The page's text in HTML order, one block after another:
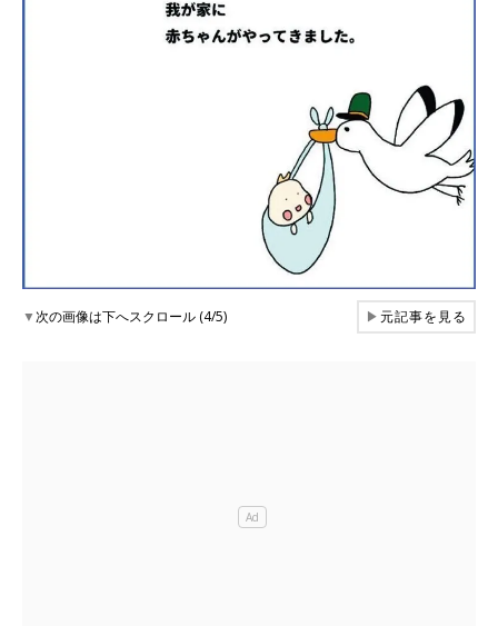
▼次の画像は下へスクロール (4/5) ▶元記事を見る